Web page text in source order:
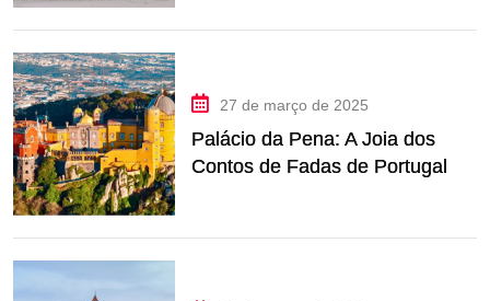
27 de março de 2025
Palácio da Pena: A Joia dos
Contos de Fadas de Portugal